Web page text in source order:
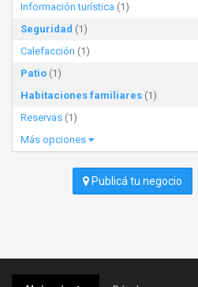
Información turística (1)
Seguridad (1)
Calefacción (1)
Patio (1)
Habitaciones familiares (1)
Reservas (1)
Más opciones
Publicá tu negocio